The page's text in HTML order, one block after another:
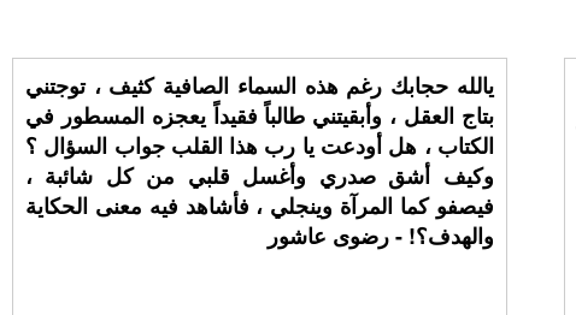
يالله حجابك رغم هذه السماء الصافية كثيف ، توجتني
بتاج العقل ، وأبقيتني طالباً فقيداً يعجزه المسطور في
الكتاب ، هل أودعت يا رب هذا القلب جواب السؤال ؟
وكيف أشق صدري وأغسل قلبي من كل شائبة ،
فيصفو كما المرآة وينجلي ، فأشاهد فيه معنى الحكاية
والهدف؟! - رضوى عاشور